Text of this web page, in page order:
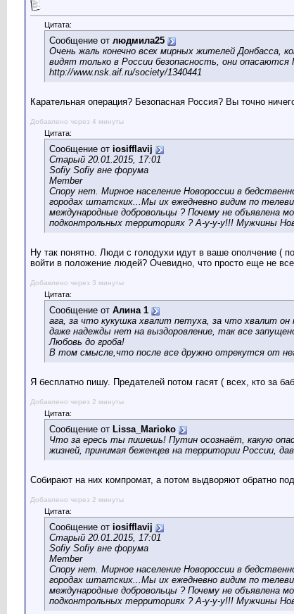
Цитата:
Сообщение от людмила25
Очень жаль конечно всех мирных жителей Донбасса,
видят только в России безопасность, они
http://www.nsk.aif.ru/society/1340441
Карательная операция? Безопасная Россия? Вы точно
Добавлено через 4 минуты
Цитата:
Сообщение от iosifflavij
Старый 20.01.2015, 17:01
Sofiy Sofiy вне форума
Member
Спору нет. Мирное население Новороссии в
городах штатских...Мы их ежедневно видим по
международные добровольцы ? Почему не объявлена
подконтрольных территориях ? А-у-у-у!!! Мужчины
Ну так понятно. Люди с голодухи идут в ваше ополчение (
войти в положение людей? Очевидно, что просто еще не
Добавлено через 3 минуты
Цитата:
Сообщение от Алина 1
ага, за что кукушка хвалит петуха, за что хвалит
даже надежды нет на выздоровление, так все
Любовь до гроба!
В том смысле,что после все дружно отрекутся от
Я бесплатно пишу. Предателей потом гасят ( всех, кто за
Добавлено через 2 минуты
Цитата:
Сообщение от Lissa_Marioko
Что за ересь ты пишешь! Путин осознаёт, какую
жизней, принимая беженцев на территории России,
Собирают на них компромат, а потом выдворяют обратно
Добавлено через 2 минуты
Цитата:
Сообщение от iosifflavij
Старый 20.01.2015, 17:01
Sofiy Sofiy вне форума
Member
Спору нет. Мирное население Новороссии в
городах штатских...Мы их ежедневно видим по
международные добровольцы ? Почему не объявлена
подконтрольных территориях ? А-у-у-у!!! Мужчины